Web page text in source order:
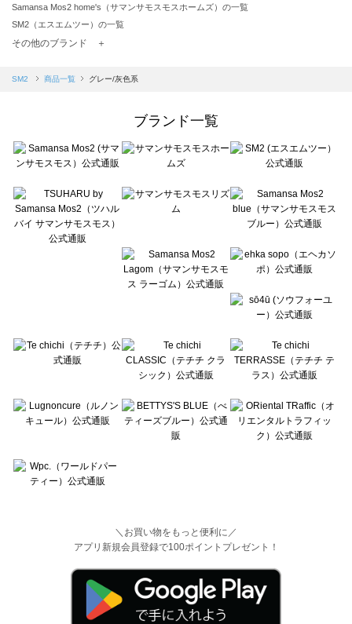
Samansa Mos2 home's（サマンサモスモスホームズ）の一覧
SM2（エスエムツー）の一覧
TSUHARU by Samansa Mos2（ツハルバイサマンサモスモス）の一覧
Samansa Mos2 blue（サマンサモスモス ブルー）の一覧
Te chichi（テチチ）の一覧
Te chichi CLASSIC（テチチ クラシック）の一覧
Lugnoncure（ルノンキュール）の一覧
BETTY'S BLUE（べティーズブルー）の一覧
Wpc.（ワールドパーティー）の一覧
その他のブランド ＋
SM2 商品一覧 グレー/灰色系
ブランド一覧
＼お買い物をもっと便利に／
アプリ新規会員登録で100ポイントプレゼント！